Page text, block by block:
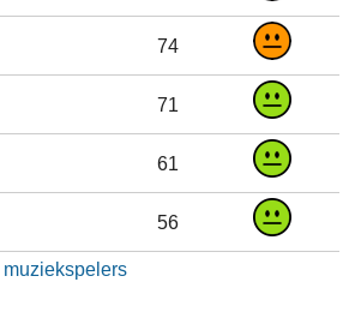
74
71
61
56